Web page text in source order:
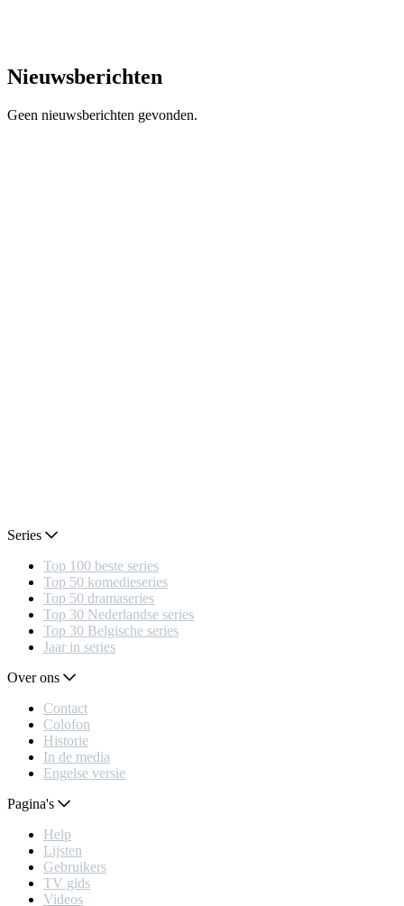
Nieuwsberichten
Geen nieuwsberichten gevonden.
Series
Top 100 beste series
Top 50 komedieseries
Top 50 dramaseries
Top 30 Nederlandse series
Top 30 Belgische series
Jaar in series
Over ons
Contact
Colofon
Historie
In de media
Engelse versie
Pagina's
Help
Lijsten
Gebruikers
TV gids
Videos